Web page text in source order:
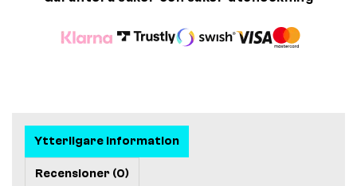
Ytterligare information
Recensioner (0)